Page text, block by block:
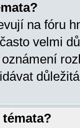
na fóru
velmi